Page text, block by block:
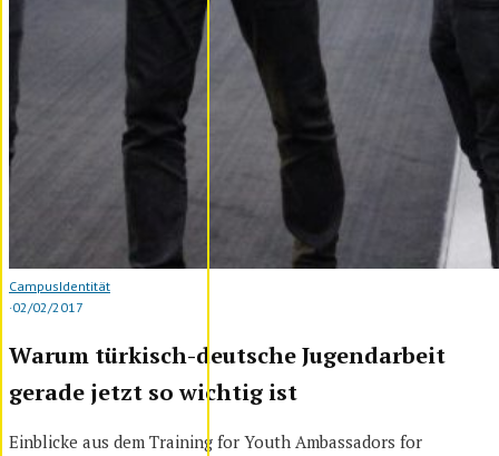
CampusIdentität
·02/02/2017
Warum türkisch-deutsche Jugendarbeit
gerade jetzt so wichtig ist
Einblicke aus dem Training for Youth Ambassadors for